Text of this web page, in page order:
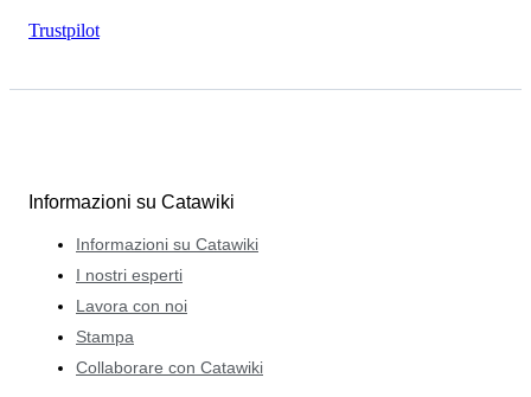
Trustpilot
Informazioni su Catawiki
Informazioni su Catawiki
I nostri esperti
Lavora con noi
Stampa
Collaborare con Catawiki